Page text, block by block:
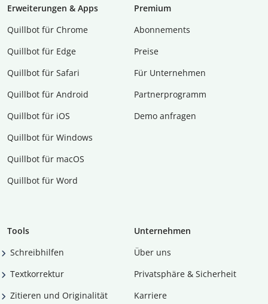
Erweiterungen & Apps
Quillbot für Chrome
Quillbot für Edge
Quillbot für Safari
Quillbot für Android
Quillbot für iOS
Quillbot für Windows
Quillbot für macOS
Quillbot für Word
Premium
Abon­ne­ments
Preise
Für Unternehmen
Partnerprogramm
Demo anfragen
Tools
Schreibhilfen
Textkorrektur
Zitieren und Originalität
Unternehmen
Über uns
Privatsphäre & Sicherheit
Karriere